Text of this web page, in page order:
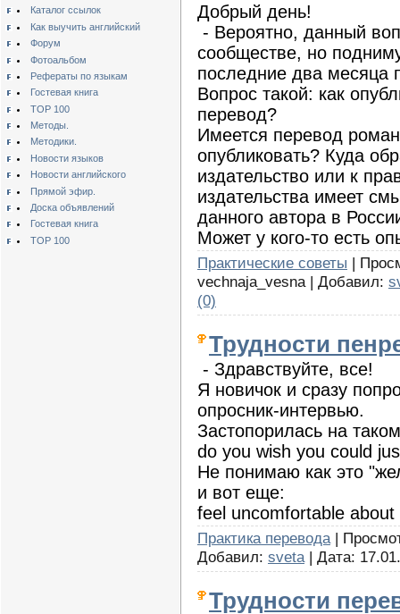
Каталог ссылок
Как выучить английский
Форум
Фотоальбом
Рефераты по языкам
Гостевая книга
TOP 100
Методы.
Методики.
Новости языков
Новости английского
Прямой эфир.
Доска объявлений
Гостевая книга
TOP 100
Добрый день!
- Вероятно, данный
сообществе, но
последние два месяца
Вопрос такой: как
перевод?
Имеется перевод
опубликовать? Куда
издательство или к
издательства имеет
данного автора в
Может у кого-то есть
Практические советы |
vechnaja_vesna | Добавил:
(0)
Трудности
- Здравствуйте, все!
Я новичок и сразу
опросник-интервью.
Застопорилась на
do you wish you could
Не понимаю как это
и вот еще:
feel uncomfortable
Практика перевода |
Добавил: sveta | Дата:
Трудности